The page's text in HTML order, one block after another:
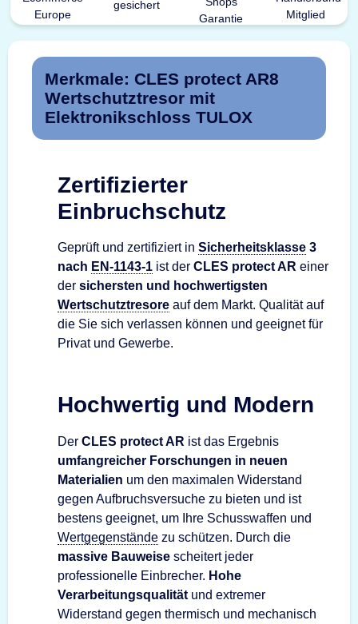
Merkmale: CLES protect AR8
Wertschutztresor mit
Elektronikschloss TULOX
Zertifizierter
Einbruchschutz
Geprüft und zertifiziert in Sicherheitsklasse 3
nach EN-1143-1 ist der CLES protect AR einer
der sichersten und hochwertigsten
Wertschutztresore auf dem Markt. Qualität auf
die Sie sich verlassen können und geeignet für
Privat und Gewerbe.
Hochwertig und Modern
Der CLES protect AR ist das Ergebnis
umfangreicher Forschungen in neuen
Materialien um den maximalen Widerstand
gegen Aufbruchsversuche zu bieten und ist
bestens geeignet, um Ihre Schusswaffen und
Wertgegenstände zu schützen. Durch die
massive Bauweise scheitert jeder
professionelle Einbrecher. Hohe
Verarbeitungsqualität und extremer
Widerstand gegen thermisch und mechanisch